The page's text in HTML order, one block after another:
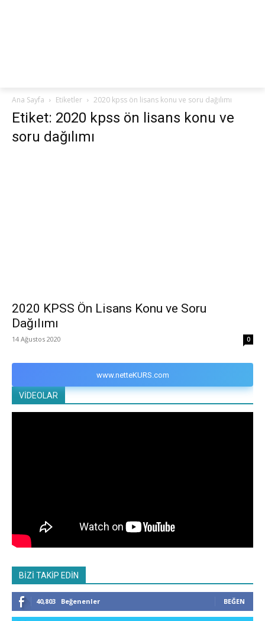
Ana Sayfa Etiketler 2020 kpss ön lisans konu ve soru dağılımı
Etiket: 2020 kpss ön lisans konu ve
soru dağılımı
2020 KPSS Ön Lisans Konu ve Soru
Dağılımı
14 Ağustos 2020 0
www.netteKURS.com
VİDEOLAR
BİZİ TAKİP EDİN
40,803 Beğenenler BEĞEN